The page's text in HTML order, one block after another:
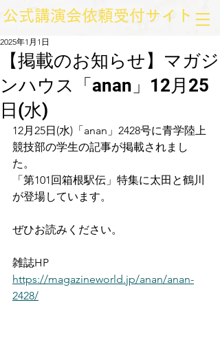
​公式講演会依頼受付サイト
【掲載のお知らせ】マガジ
ンハウス「anan」12月25
日(水)
2025年1月1日
12月25日(水)「anan」2428号に青学陸上
競技部の学生の記事が掲載されまし
た。
「第101回箱根駅伝」特集に太田と鶴川
が登場しています。
ぜひお読みください。
雑誌HP
https://magazineworld.jp/anan/anan-
2428/